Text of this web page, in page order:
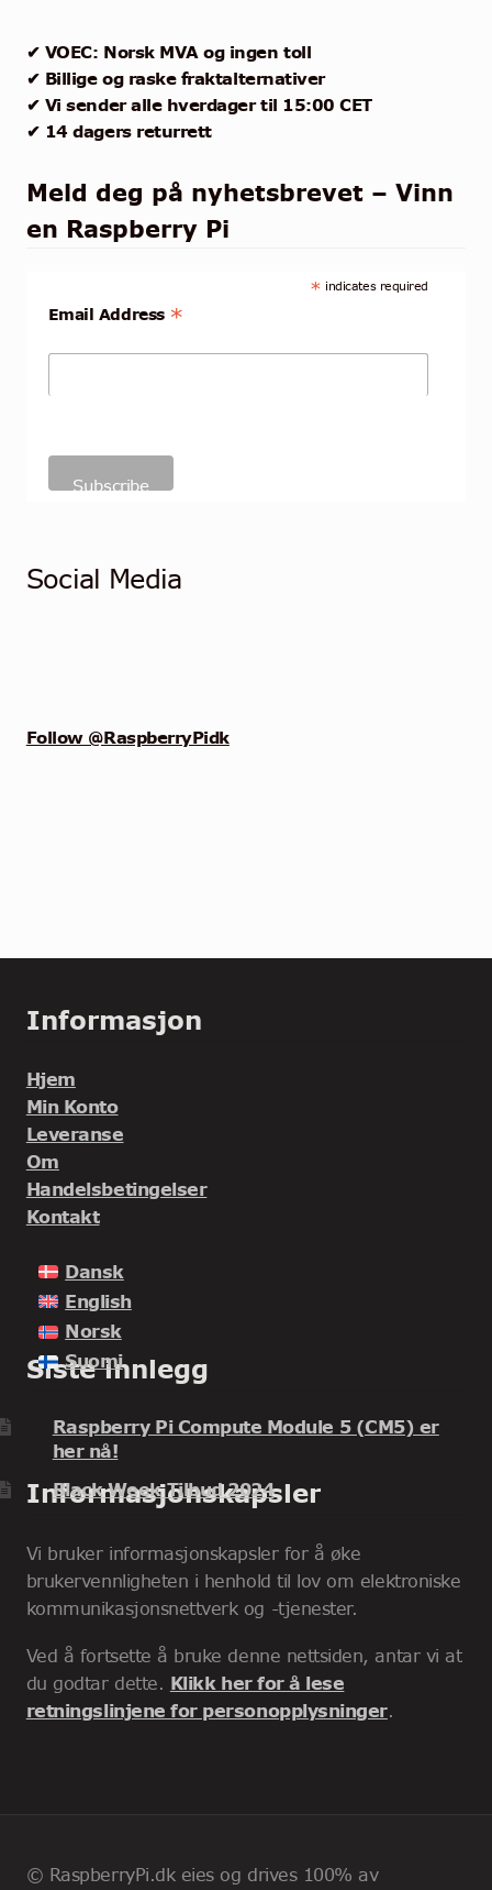
✔ VOEC: Norsk MVA og ingen toll
✔ Billige og raske fraktalternativer
✔ Vi sender alle hverdager til 15:00 CET
✔ 14 dagers returrett
Meld deg på nyhetsbrevet – Vinn
en Raspberry Pi
* indicates required
Email Address *
Social Media
Follow @RaspberryPidk
Informasjon
Hjem
Min Konto
Leveranse
Om
Handelsbetingelser
Kontakt
Dansk
English
Norsk
Suomi
Siste innlegg
Raspberry Pi Compute Module 5 (CM5) er
her nå!
Black Week Tilbud 2024
Informasjonskapsler
Vi bruker informasjonskapsler for å øke
brukervennligheten i henhold til lov om elektroniske
kommunikasjonsnettverk og -tjenester.
Ved å fortsette å bruke denne nettsiden, antar vi at
du godtar dette. Klikk her for å lese
retningslinjene for personopplysninger.
© RaspberryPi.dk eies og drives 100% av